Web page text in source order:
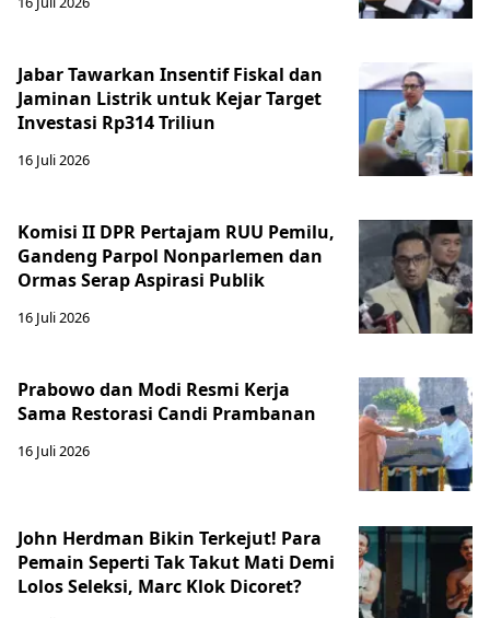
Jabar Tawarkan Insentif Fiskal dan
Jaminan Listrik untuk Kejar Target
Investasi Rp314 Triliun
16 Juli 2026
Komisi II DPR Pertajam RUU Pemilu,
Gandeng Parpol Nonparlemen dan
Ormas Serap Aspirasi Publik
16 Juli 2026
Prabowo dan Modi Resmi Kerja
Sama Restorasi Candi Prambanan
16 Juli 2026
John Herdman Bikin Terkejut! Para
Pemain Seperti Tak Takut Mati Demi
Lolos Seleksi, Marc Klok Dicoret?